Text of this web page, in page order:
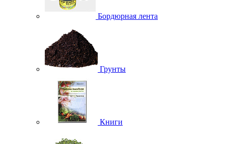
Бордюрная лента
Грунты
Книги